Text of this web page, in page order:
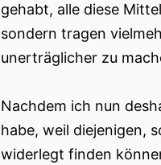
gehabt, alle diese
sondern tragen
unerträglicher zu
Nachdem ich nun
habe, weil diejenigen,
widerlegt finden